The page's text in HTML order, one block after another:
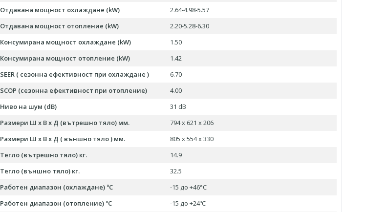
Отдавана мощност охлаждане (kW)
2.64-4.98-5.57
Отдавана мощност отопление (kW)
2.20-5.28-6.30
Консумирана мощност охлаждане (kW)
1.50
Консумирана мощност отопление (kW)
1.42
SEER ( сезонна ефективност при охлаждане )
6.70
SCOP (сезонна ефективност при отопление)
4.00
Ниво на шум (dB)
31 dB
Размери Ш х В х Д (вътрешно тяло) мм.
794 x 621 x 206
Размери Ш х В х Д ( външно тяло ) мм.
805 x 554 x 330
Тегло (вътрешно тяло) кг.
14.9
Тегло (външно тяло) кг.
32.5
Работен диапазон (охлаждане) ºC
-15 до +46°С
Работен диапазон (отопление) ºC
-15 до +24ºC